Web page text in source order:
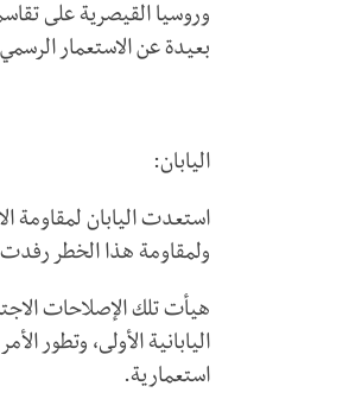
وروسيا القيصرية على
بعيدة عن الاستعمار
اليابان:
استعدت اليابان لمقاومة
ولمقاومة هذا الخطر رفدت
هيأت تلك الإصلاحات
اليابانية الأولى، وتطور
استعمارية.